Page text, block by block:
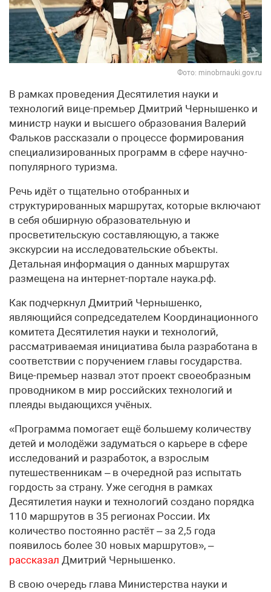
Фото: minobrnauki.gov.ru
В рамках проведения Десятилетия науки и
технологий вице-премьер Дмитрий Чернышенко и
министр науки и высшего образования Валерий
Фальков рассказали о процессе формирования
специализированных программ в сфере научно-
популярного туризма.
Речь идёт о тщательно отобранных и
структурированных маршрутах, которые включают
в себя обширную образовательную и
просветительскую составляющую, а также
экскурсии на исследовательские объекты.
Детальная информация о данных маршрутах
размещена на интернет-портале наука.рф.
Как подчеркнул Дмитрий Чернышенко,
являющийся сопредседателем Координационного
комитета Десятилетия науки и технологий,
рассматриваемая инициатива была разработана в
соответствии с поручением главы государства.
Вице-премьер назвал этот проект своеобразным
проводником в мир российских технологий и
плеяды выдающихся учёных.
«Программа помогает ещё большему количеству
детей и молодёжи задуматься о карьере в сфере
исследований и разработок, а взрослым
путешественникам – в очередной раз испытать
гордость за страну. Уже сегодня в рамках
Десятилетия науки и технологий создано порядка
110 маршрутов в 35 регионах России. Их
количество постоянно растёт – за 2,5 года
появилось более 30 новых маршрутов», –
рассказал Дмитрий Чернышенко.
В свою очередь глава Министерства науки и